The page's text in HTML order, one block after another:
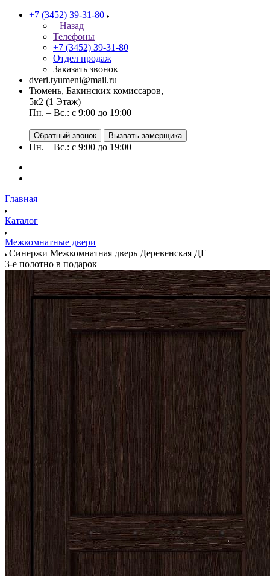
+7 (3452) 39-31-80
Назад
Телефоны
+7 (3452) 39-31-80
Отдел продаж
Заказать звонок
dveri.tyumeni@mail.ru
Тюмень, Бакинских комиссаров,
5к2 (1 Этаж)
Пн. – Вс.: с 9:00 до 19:00
Обратный звонок Вызвать замерщика
Пн. – Вс.: с 9:00 до 19:00
Главная
Каталог
Межкомнатные двери
Синержи Межкомнатная дверь Деревенская ДГ
3-е полотно в подарок